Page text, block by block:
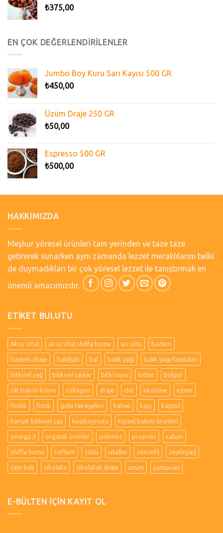
₺375,00
EN ÇOK DEĞERLENDİRİLENLER
Jumbo Boy Kuru Sarı Kayısı 500 GR
₺450,00
Üzüm Draje 250 GR
₺50,00
Espresso 500 GR
₺500,00
HAKKIMIZDA
Meşhur yöresel ürünleri tam yerinden ve taze taze
getirerek sunarken aynı zamanda lezzet meraklılarını belki
de duymadıkları bir çok yöresel lezzet ile tanıştırmak en
önemli amacımızdır.
ETIKET BULUTU
Aksu Vital aksu vital shiffa home arı sütü badem
badem draje bakliyat bal balık yağı balık yağı faydaları
bitkisel yağ bitkisel çaylar bitki suyu bitter bulgur
cilt bakım kremi collagen draje dut ekotime ezme
fındık fıstık gıda takviyeleri kahve kaju kapsül
karışık bitkisel çay keçiboynuzu kişisel bakım ürünleri
omega 3 organik ürünler pekmez propolis sabun
shiffa home softem sütlü vitaller zencefil zeytinyağ
çam balı çikolata çikolatalı draje üzüm şampuan
E-BÜLTEN İÇİN KAYIT OL